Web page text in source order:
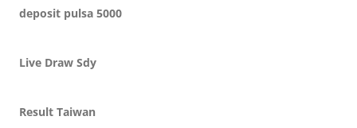
deposit pulsa 5000
Live Draw Sdy
Result Taiwan